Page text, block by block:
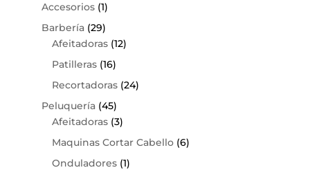
Accesorios (1)
Barbería (29)
Afeitadoras (12)
Patilleras (16)
Recortadoras (24)
Peluquería (45)
Afeitadoras (3)
Maquinas Cortar Cabello (6)
Onduladores (1)